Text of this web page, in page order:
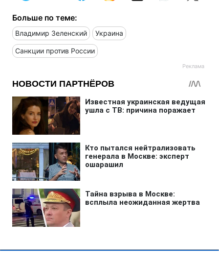
Больше по теме:
Владимир Зеленский Украина
Санкции против России